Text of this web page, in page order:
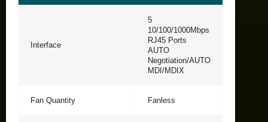
Interface
5
10/100/1000Mbps
RJ45 Ports
AUTO
Negotiation/AUTO
MDI/MDIX
Fan Quantity Fanless